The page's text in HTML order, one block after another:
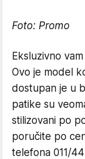
Foto: Promo
Eksluzivno
Ovo je model
dostupan je u
patike su
stilizovani po
poručite po
telefona 011/